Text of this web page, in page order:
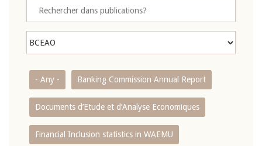
- Any - Banking Commission Annual Report
Documents d’Etude et d’Analyse Economiques
Financial Inclusion statistics in WAEMU